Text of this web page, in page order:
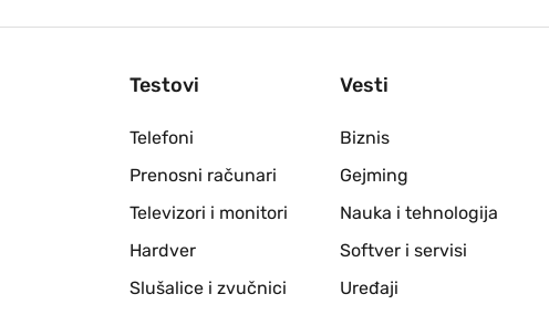
Testovi
Telefoni
Prenosni računari
Televizori i monitori
Hardver
Slušalice i zvučnici
Vesti
Biznis
Gejming
Nauka i tehnologija
Softver i servisi
Uređaji